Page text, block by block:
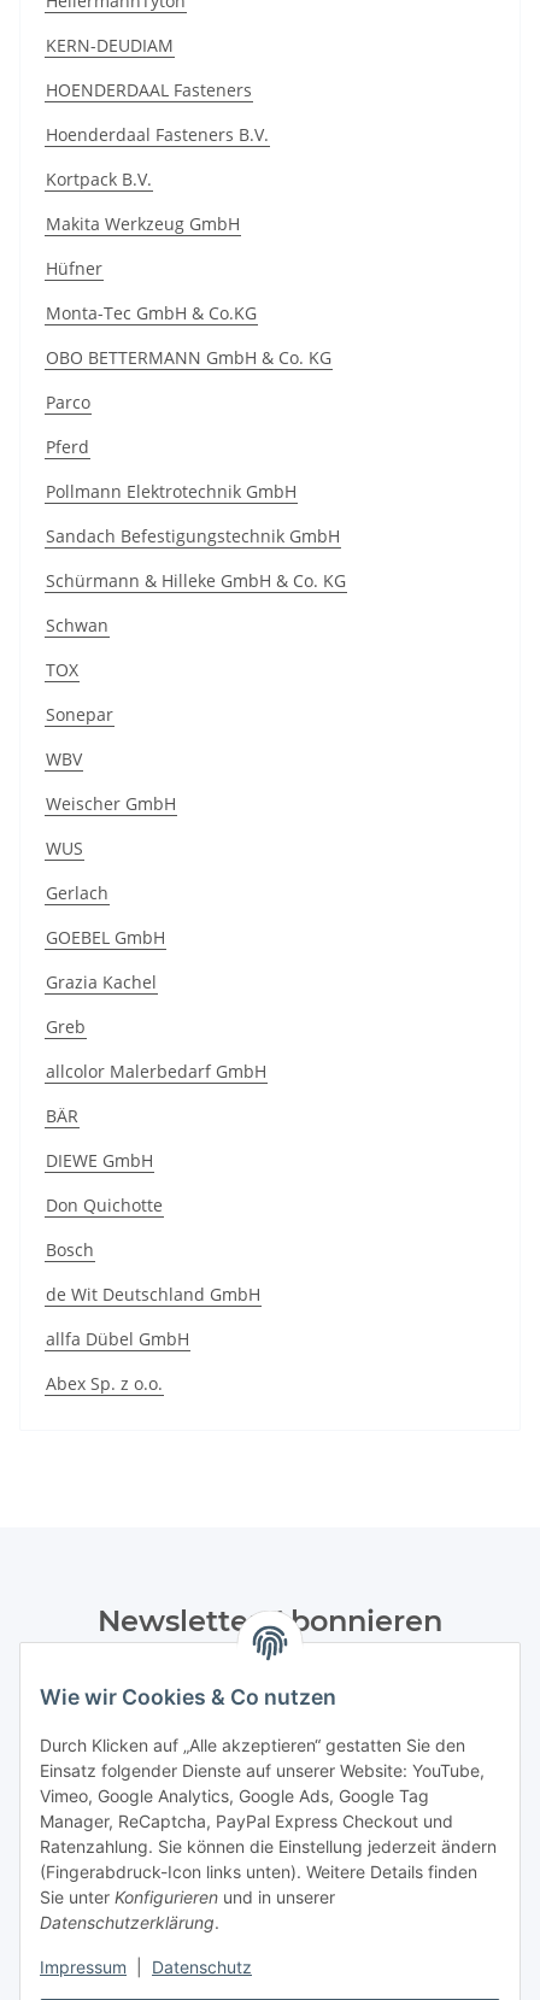
Wie wir Cookies & Co nutzen
Durch Klicken auf „Alle akzeptieren“ gestatten Sie den
Einsatz folgender Dienste auf unserer Website: YouTube,
Vimeo, Google Analytics, Google Ads, Google Tag
Manager, ReCaptcha, PayPal Express Checkout und
Ratenzahlung. Sie können die Einstellung jederzeit ändern
(Fingerabdruck-Icon links unten). Weitere Details finden
Sie unter Konfigurieren und in unserer
Datenschutzerklärung.
Impressum Datenschutz
KERN-DEUDIAM
HOENDERDAAL Fasteners
Hoenderdaal Fasteners B.V.
Kortpack B.V.
Makita Werkzeug GmbH
Hüfner
Monta-Tec GmbH & Co.KG
OBO BETTERMANN GmbH & Co. KG
Parco
Pferd
Pollmann Elektrotechnik GmbH
Sandach Befestigungstechnik GmbH
Schürmann & Hilleke GmbH & Co. KG
Schwan
TOX
Sonepar
WBV
Weischer GmbH
WUS
Gerlach
GOEBEL GmbH
Grazia Kachel
Greb
allcolor Malerbedarf GmbH
BÄR
DIEWE GmbH
Don Quichotte
Bosch
de Wit Deutschland GmbH
allfa Dübel GmbH
Abex Sp. z o.o.
Newsletter Abonnieren
Datenschutzerklärungregelmäßig und jederzeit widerruflich
Abonnieren
Informationen
Gesetzliche Informationen